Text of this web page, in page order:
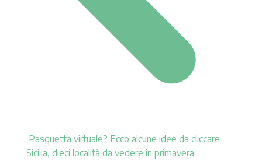
Pasquetta virtuale? Ecco alcune idee da cliccare
Sicilia, dieci località da vedere in primavera